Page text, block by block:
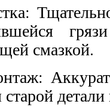
смазкой.